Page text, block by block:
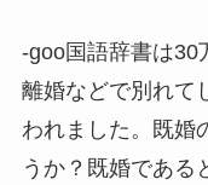
-goo国語辞書は30
離婚などで別れて
われました。既婚
うか？既婚である